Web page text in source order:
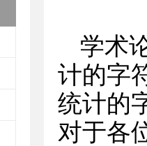
学术
计的字
统计的
对于各